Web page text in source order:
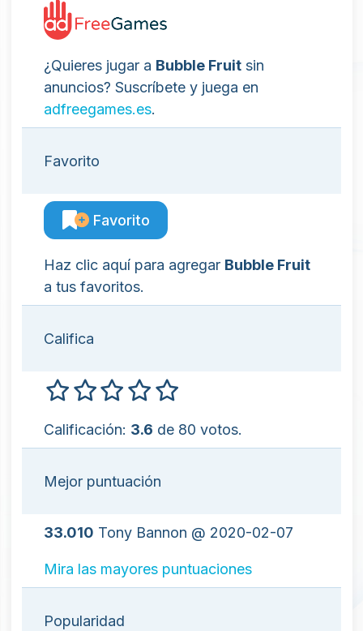
¿Quieres jugar a Bubble Fruit sin
anuncios? Suscríbete y juega en
adfreegames.es.
Favorito
Favorito
Haz clic aquí para agregar Bubble Fruit
a tus favoritos.
Califica
Calificación: 3.6 de 80 votos.
Mejor puntuación
33.010 Tony Bannon @ 2020-02-07
Mira las mayores puntuaciones
Popularidad